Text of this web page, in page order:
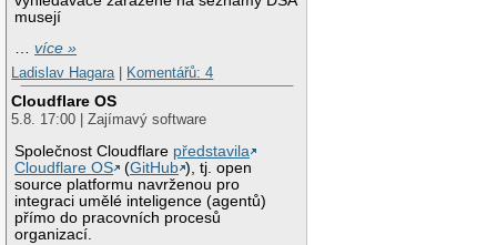
musejí
…více »
Ladislav Hagara
Komentářů: 4
Cloudflare OS
5.8. 17:00 | Zajímavý software
Společnost Cloudflare představila
Cloudflare OS
(GitHub ), tj. open
source platformu navrženou pro
integraci umělé inteligence (agentů)
přímo do pracovních procesů
organizací.